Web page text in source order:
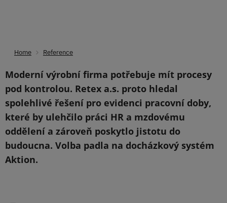
Nacházíte se zde: Masarykova univerzita Lidé se
mohou těšit na další informace:
Home Reference
Moderní výrobní firma potřebuje mít procesy
pod kontrolou. Retex a.s. proto hledal
spolehlivé řešení pro evidenci pracovní doby,
které by ulehčilo práci HR a mzdovému
oddělení a zároveň poskytlo jistotu do
budoucna. Volba padla na docházkový systém
Aktion.